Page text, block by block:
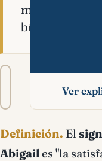
mundo
bíblico.
Tamaño
A−
Ver
Definición. El
Abigailes "la